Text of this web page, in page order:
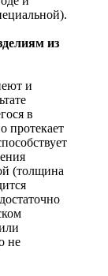
из
и
в
протекает
(толщина
не